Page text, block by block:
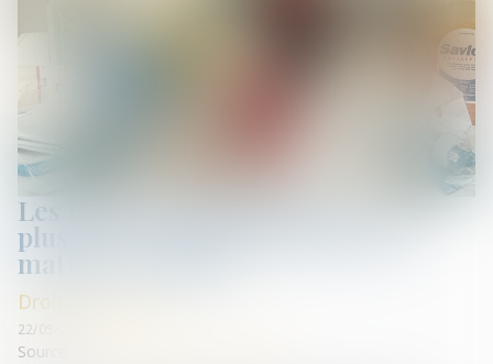
Les Français veulent une Europe
plus forte et plus protectrice en
matière de santé
Droit de la santé
22/05/2019
Source :